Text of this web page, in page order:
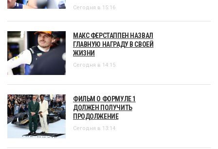
Сегодня в 15:16
МАКС ФЕРСТАППЕН НАЗВАЛ
ГЛАВНУЮ НАГРАДУ В СВОЕЙ
ЖИЗНИ
Сегодня в 14:15
ФИЛЬМ О ФОРМУЛЕ 1
ДОЛЖЕН ПОЛУЧИТЬ
ПРОДОЛЖЕНИЕ
Сегодня в 13:14